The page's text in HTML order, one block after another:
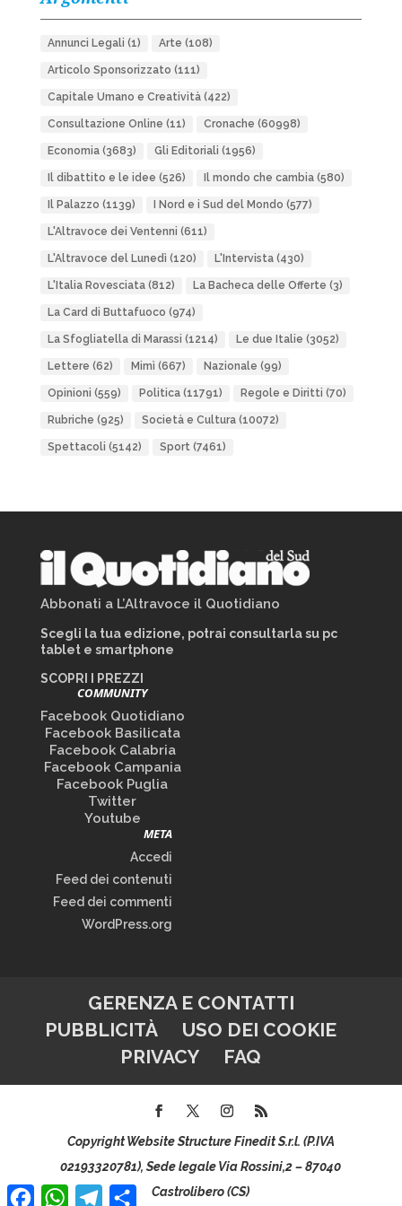
Annunci Legali (1) Arte (108)
Articolo Sponsorizzato (111)
Capitale Umano e Creatività(422)
Consultazione Online (11) Cronache (60998)
Economia(3683) Gli Editoriali (1956)
Il dibattito e le idee (526) Il mondo che cambia(580)
Il Palazzo (1139) I Nord e i Sud del Mondo (577)
L'Altravoce dei Ventenni (611)
L'Altravoce del Lunedì (120) L'Intervista(430)
L'Italia Rovesciata(812) La Bacheca delle Offerte (3)
La Card di Buttafuoco (974)
La Sfogliatella di Marassi (1214) Le due Italie (3052)
Lettere (62) Mimì (667) Nazionale (99)
Opinioni (559) Politica(11791) Regole e Diritti (70)
Rubriche (925) Società e Cultura(10072)
Spettacoli (5142) Sport(7461)
Abbonati a L’Altravoce il Quotidiano
Scegli la tua edizione, potrai consultarla su pc
tablet e smartphone
SCOPRI I PREZZI
COMMUNITY
Facebook Quotidiano
Facebook Basilicata
Facebook Calabria
Facebook Campania
Facebook Puglia
Twitter
Youtube
META
Accedi
Feed dei contenuti
Feed dei commenti
WordPress.org
GERENZA E CONTATTI
PUBBLICITÀ
USO DEI COOKIE
PRIVACY
FAQ
Copyright Website Structure Finedit S.r.l. (P.IVA
02193320781), Sede legale Via Rossini,2 – 87040
Castrolibero (CS)
Facebook
WhatsAppTelegram
Condividi